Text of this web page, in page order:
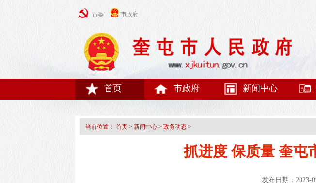
市委 市政府
首页 市政府 新闻中心
当前位置： 首页 > 新闻中心 > 政务动态 >
抓进度 保质量 奎屯
发布日期：